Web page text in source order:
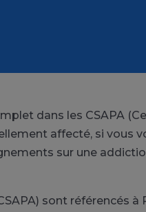
dans les CSAPA
affecté, si vous
sur une
sont référencés à